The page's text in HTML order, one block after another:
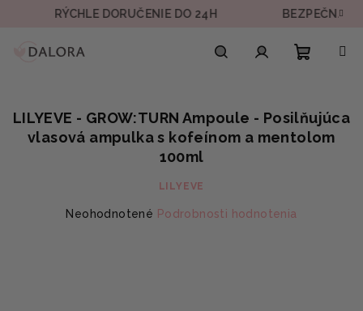
RÝCHLE DORUČENIE DO 24H BEZPEČNÁ
košík
LILYEVE - GROW:TURN Ampoule - Posilňujúca
vlasová ampulka s kofeínom a mentolom
100ml
LILYEVE
Priemerné
Neohodnotené Podrobnosti hodnotenia